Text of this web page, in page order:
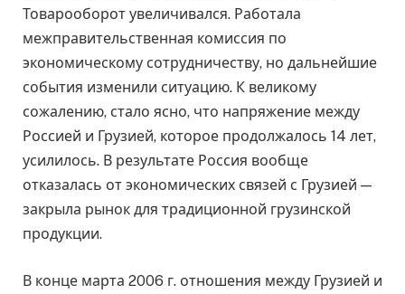
Товарооборот увеличивался. Работала
межправительственная комиссия по
экономическому сотрудничеству, но дальнейшие
события изменили ситуацию. К великому
сожалению, стало ясно, что напряжение между
Россией и Грузией, которое продолжалось 14 лет,
усилилось. В результате Россия вообще
отказалась от экономических связей с Грузией —
закрыла рынок для традиционной грузинской
продукции.
В конце марта 2006 г. отношения между Грузией и